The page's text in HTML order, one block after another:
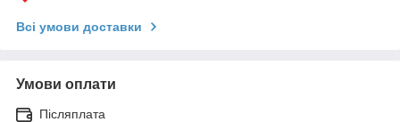
Всі умови доставки
Умови оплати
Післяплата